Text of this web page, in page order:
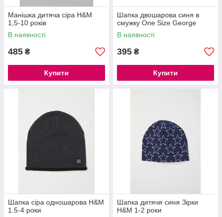
Манішка дитяча сіра H&M
1,5-10 років
В наявності
485 ₴
Купити
Шапка двошарова синя в
смужку One Size George
В наявності
395 ₴
Купити
Шапка сіра одношарова H&M
1.5-4 роки
Шапка дитячя синя Зірки
H&M 1-2 роки